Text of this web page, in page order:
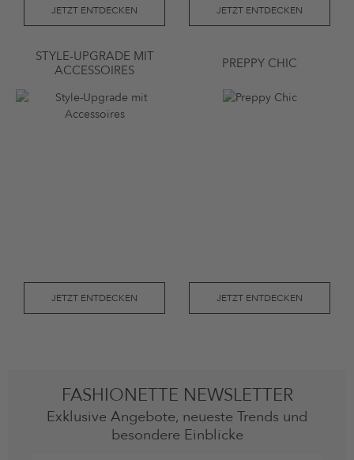
JETZT ENTDECKEN JETZT ENTDECKEN
STYLE-UPGRADE MIT
ACCESSOIRES
JETZT ENTDECKEN
PREPPY CHIC
JETZT ENTDECKEN
FASHIONETTE NEWSLETTER
Exklusive Angebote, neueste Trends und
besondere Einblicke